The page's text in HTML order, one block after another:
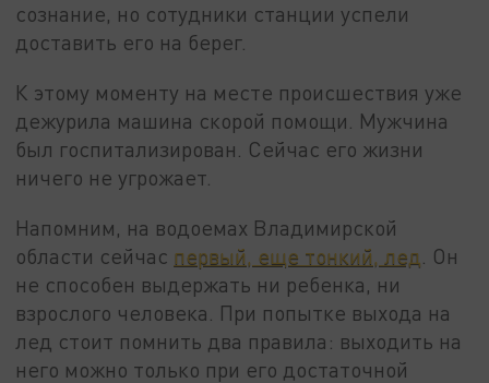
сознание, но сотудники станции успели
доставить его на берег.
К этому моменту на месте происшествия уже
дежурила машина скорой помощи. Мужчина
был госпитализирован. Сейчас его жизни
ничего не угрожает.
Напомним, на водоемах Владимирской
области сейчас первый, еще тонкий, лед
. Он
не способен выдержать ни ребенка, ни
взрослого человека. При попытке выхода на
лед стоит помнить два правила: выходить на
него можно только при его достаточной